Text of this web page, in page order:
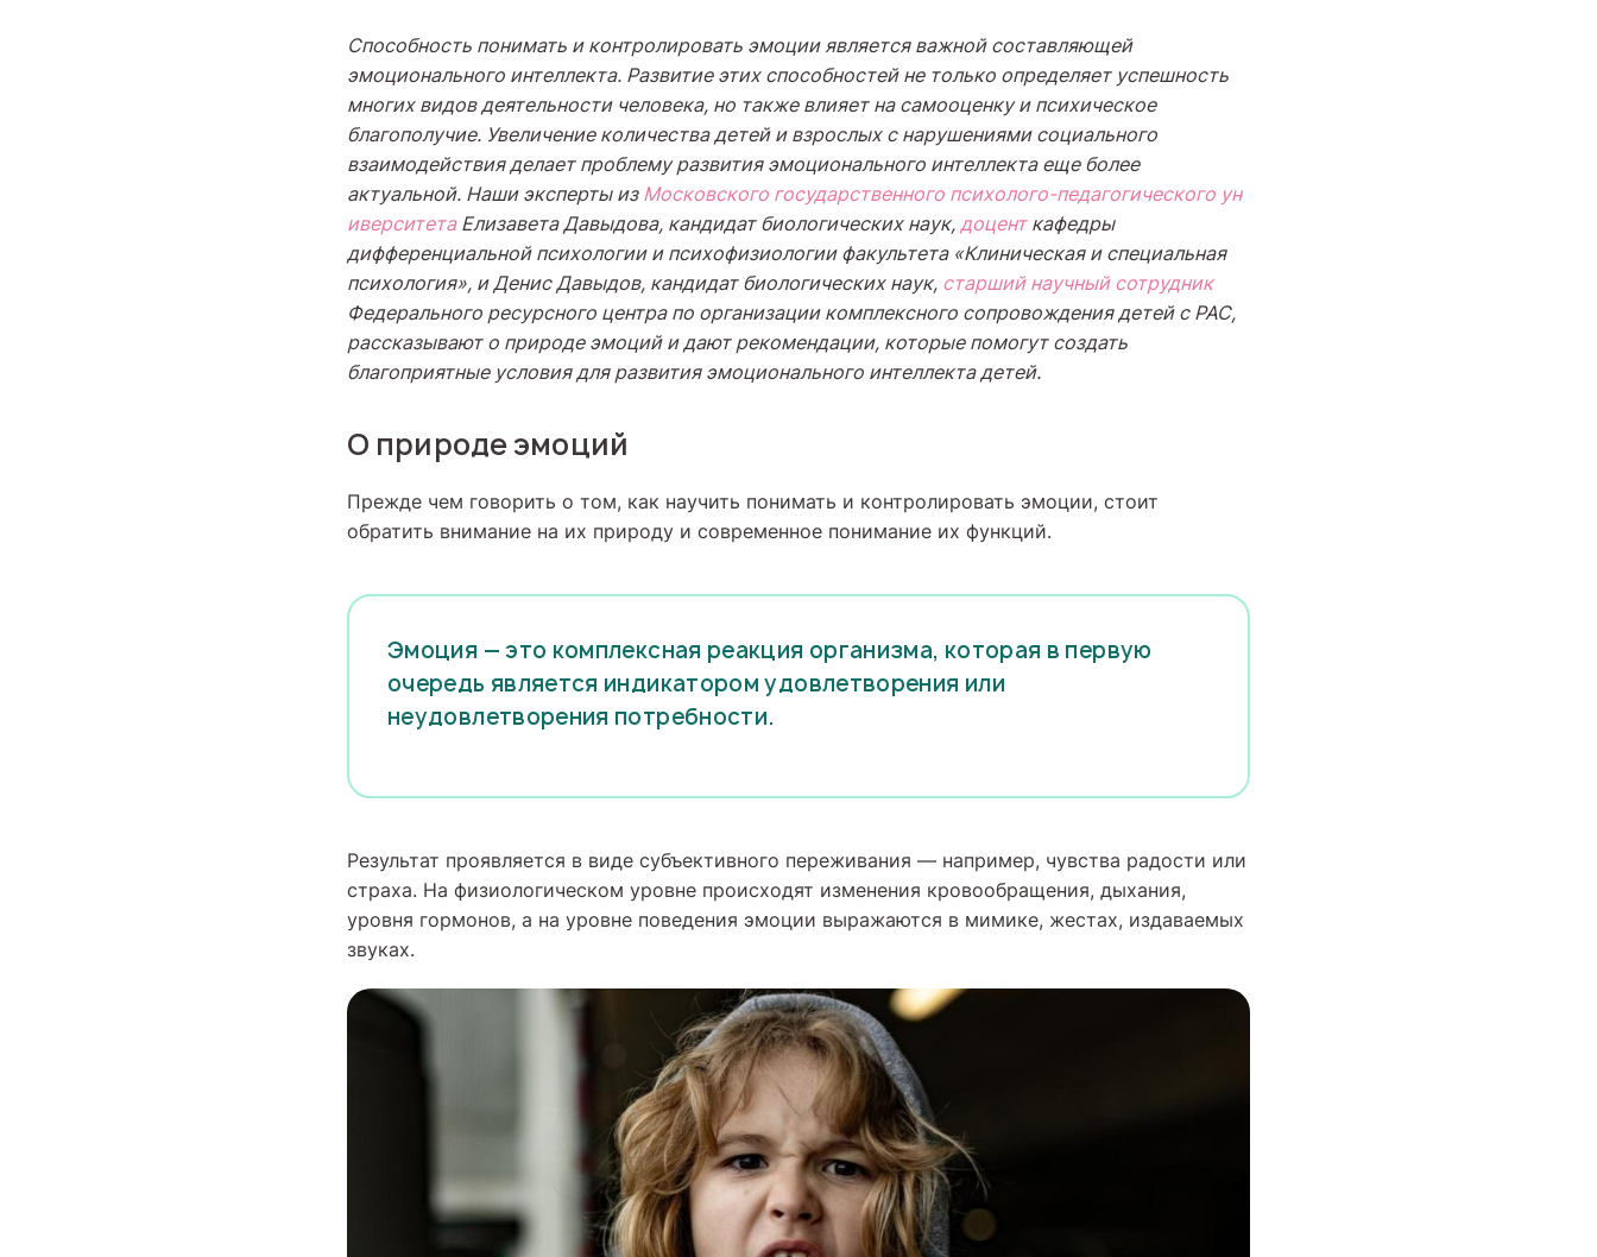
Способность понимать и контролировать эмоции является важной составляющей
эмоционального интеллекта. Развитие этих способностей не только определяет успешность
многих видов деятельности человека, но также влияет на самооценку и психическое
благополучие. Увеличение количества детей и взрослых с нарушениями социального
взаимодействия делает проблему развития эмоционального интеллекта еще более
актуальной. Наши эксперты изМосковского государственного психолого-педагогического ун
иверситетаЕлизавета Давыдова, кандидат биологических наук,доценткафедры
дифференциальной психологии и психофизиологии факультета «Клиническая и специальная
психология», и Денис Давыдов, кандидат биологических наук, старший научный сотрудник
Федерального ресурсного центра по организации комплексного сопровождения детей с РАС,
рассказывают о природе эмоций и дают рекомендации, которые помогут создать
благоприятные условия для развития эмоционального интеллекта детей.
О природе эмоций
Прежде чем говорить о том, как научить понимать и контролировать эмоции, стоит
обратить внимание на их природу и современное понимание их функций.
Эмоция — это комплексная реакция организма, которая в первую
очередь является индикатором удовлетворения или
неудовлетворения потребности.
Результат проявляется в виде субъективного переживания — например, чувства радости или
страха. На физиологическом уровне происходят изменения кровообращения, дыхания,
уровня гормонов, а на уровне поведения эмоции выражаются в мимике, жестах, издаваемых
звуках.